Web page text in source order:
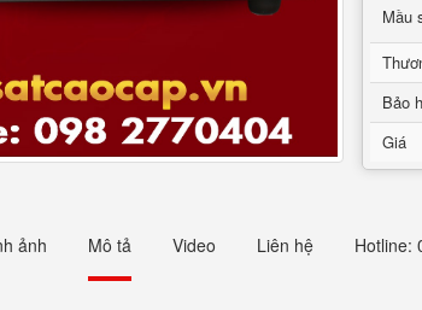
Mầu
Bảo
Giá
ảnh Mô tả Video Liên hệ Hotline: